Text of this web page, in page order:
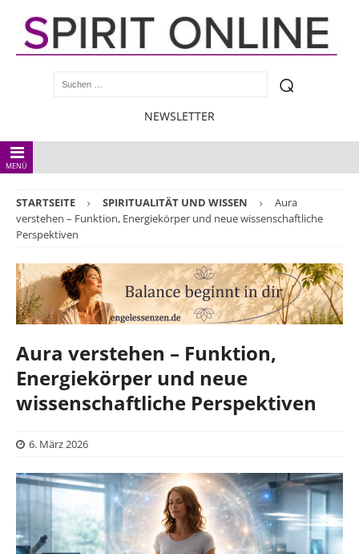
NEWSLETTER
MENÜ
STARTSEITE SPIRITUALITÄT UND WISSEN
Aura
verstehen – Funktion, Energiekörper und neue wissenschaftliche
Perspektiven
Aura verstehen – Funktion,
Energiekörper und neue
wissenschaftliche Perspektiven
6. März 2026